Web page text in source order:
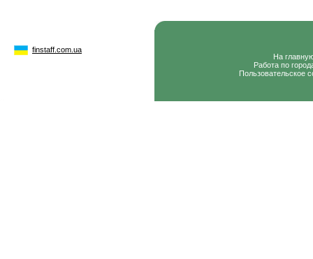
finstaff.com.ua
На
Работа по
Пользовательское